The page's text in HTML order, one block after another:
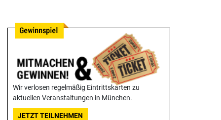
Wir verlosen regelmäßig Eintrittskarten zu
aktuellen Veranstaltungen in München.
JETZT TEILNEHMEN